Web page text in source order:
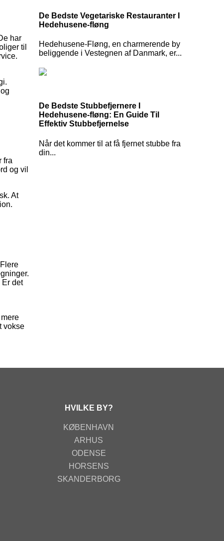
har
til
fra
og vil
At
Er det
vokse
De Bedste Vegetariske Restauranter I
Hedehusene-fløng
Hedehusene-Fløng, en charmerende by
beliggende i Vestegnen af Danmark, er...
De Bedste Stubbefjernere I
Hedehusene-fløng: En Guide Til
Effektiv Stubbefjernelse
Når det kommer til at få fjernet stubbe fra
din...
HVILKE BY?
KØBENHAVN
ARHUS
ODENSE
HORSENS
SKANDERBORG